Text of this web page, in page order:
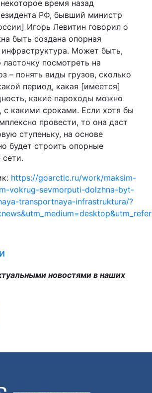
время назад
РФ, бывший министр
Игорь Левитин говорил о
быть создана опорная
инфраструктура. Может быть,
посмотреть на
– понять виды грузов, сколько
период, какая [имеется]
какие пароходы можно
с какими сроками. Если хотя бы
провести, то она даст
ступеньку, на основе
будет строить опорные
сети.
https://goarctic.ru/work/maksim-
vokrug-sevmorputi-dolzhna-byt-
transportnaya-infrastruktura/?
новостями в наших